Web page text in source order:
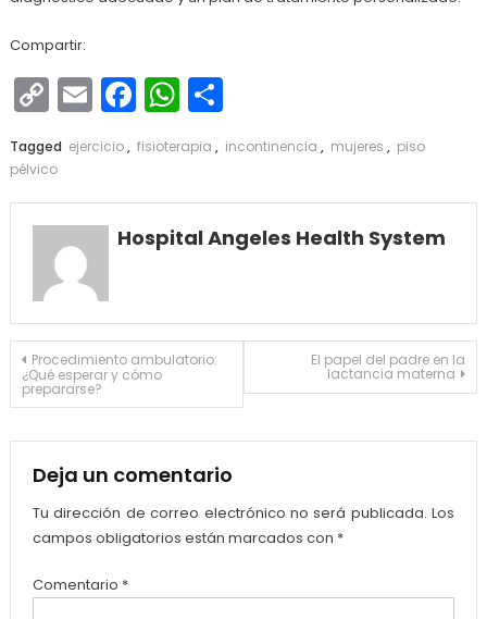
Compartir:
Copy
Link
EmailFacebook
WhatsApp
Compartir
Tagged ejercicio, fisioterapia , incontinencia , mujeres , piso
pélvico
Hospital Angeles Health System
Navegación
de
entradas
Procedimiento ambulatorio:
¿Qué esperar y cómo
prepararse?
El papel del padre en la
lactancia materna
Deja un comentario
Tu dirección de correo electrónico no será publicada. Los
campos obligatorios están marcados con *
Comentario *